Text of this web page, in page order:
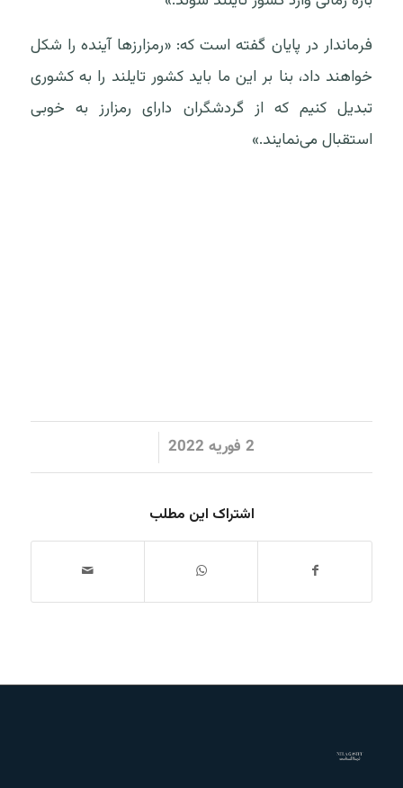
فرماندار در پایان گفته است که: «رمزارزها آینده را شکل
خواهند داد، بنا بر این ما باید کشور تایلند را به کشوری
تبدیل کنیم که از گردشگران دارای رمزارز به خوبی
استقبال می‌نمایند.»
2 فوریه 2022 /
اشتراک این مطلب